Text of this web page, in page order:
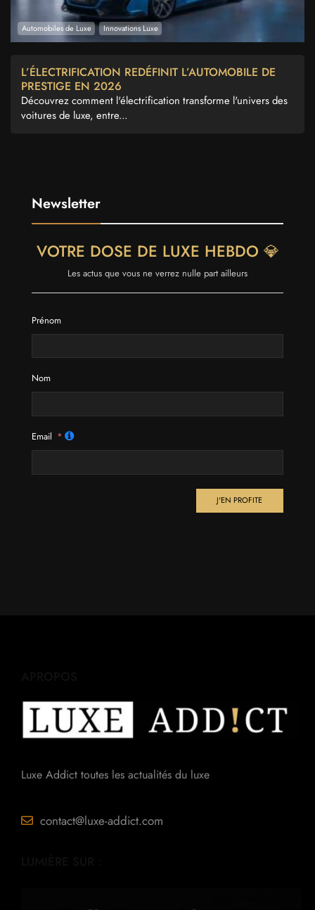
Automobiles de Luxe Innovations Luxe
L’ÉLECTRIFICATION REDÉFINIT L’AUTOMOBILE DE
PRESTIGE EN 2026
Découvrez comment l'électrification transforme l'univers des
voitures de luxe, entre...
Newsletter
VOTRE DOSE DE LUXE HEBDO 💎
Les actus que vous ne verrez nulle part ailleurs
Prénom
Nom
Email
J'EN PROFITE
Luxe Addict toutes les actualités du luxe
contact@luxe-addict.com